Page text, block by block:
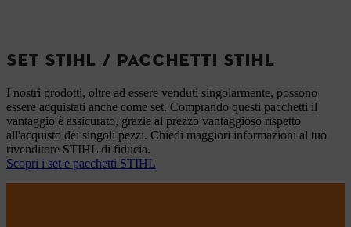
SET STIHL / PACCHETTI STIHL
I nostri prodotti, oltre ad essere venduti singolarmente, possono
essere acquistati anche come set. Comprando questi pacchetti il
vantaggio è assicurato, grazie al prezzo vantaggioso rispetto
all'acquisto dei singoli pezzi. Chiedi maggiori informazioni al tuo
rivenditore STIHL di fiducia.
Scopri i set e pacchetti STIHL